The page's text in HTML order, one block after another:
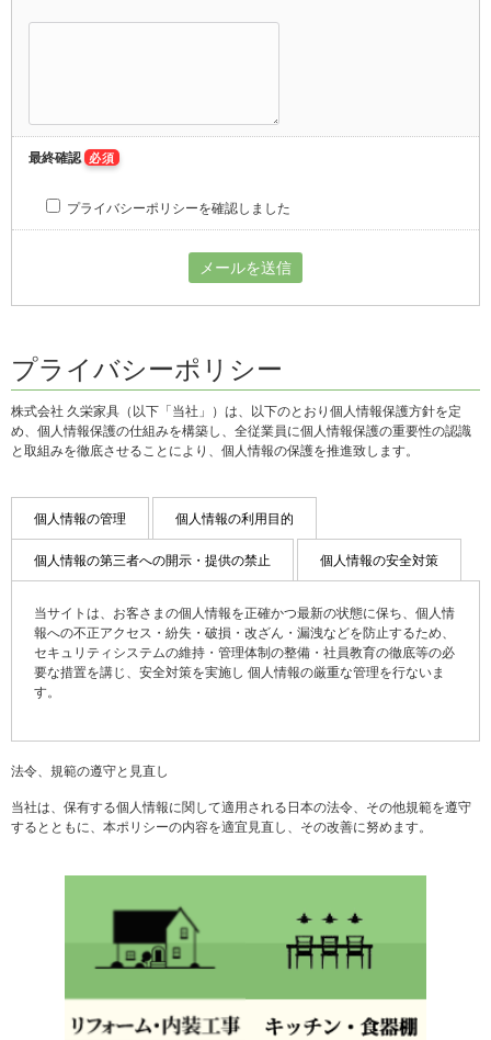
最終確認 必須
プライバシーポリシーを確認しました
プライバシーポリシー
株式会社 久栄家具（以下「当社」）は、以下のとおり個人情報保護方針を定
め、個人情報保護の仕組みを構築し、全従業員に個人情報保護の重要性の認識
と取組みを徹底させることにより、個人情報の保護を推進致します。
個人情報の管理 個人情報の利用目的
個人情報の第三者への開示・提供の禁止 個人情報の安全対策
当サイトは、お客さまの個人情報を正確かつ最新の状態に保ち、個人情
報への不正アクセス・紛失・破損・改ざん・漏洩などを防止するため、
セキュリティシステムの維持・管理体制の整備・社員教育の徹底等の必
要な措置を講じ、安全対策を実施し 個人情報の厳重な管理を行ないま
す。
お客さまからお預かりした個人情報は、当事務所からのご連絡や業務の
いたします。
当社は、お客さまよりお預かりした個人情報を適切に管理し、次のいず
・お客さまの同意がある場合
当社は、個人情報の正確性及び安全性確保のために、セキュリティに万
ご本人の照会お客さまがご本人の個人情報の照会・修正・削除などをご
希望される場合には、ご本人であることを確認の上、対応させていただ
法令、規範の遵守と見直し
当社は、保有する個人情報に関して適用される日本の法令、その他規範を遵守
するとともに、本ポリシーの内容を適宜見直し、その改善に努めます。